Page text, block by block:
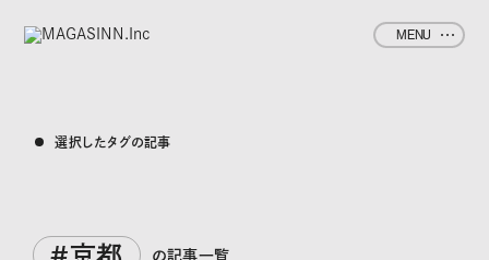
MENU
選択したタグの記事
の記事一覧